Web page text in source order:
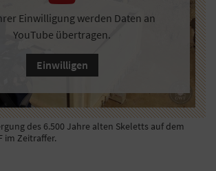
Einwilligung werden Daten an
YouTube übertragen.
Einwilligen
des 6.500 Jahre alten Skeletts auf dem
im Zeitraffer.